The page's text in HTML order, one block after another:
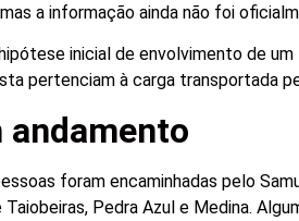
a informação ainda não foi
inicial de envolvimento de
pertenciam à carga transportada
andamento
foram encaminhadas pelo
Taiobeiras, Pedra Azul e Medina.